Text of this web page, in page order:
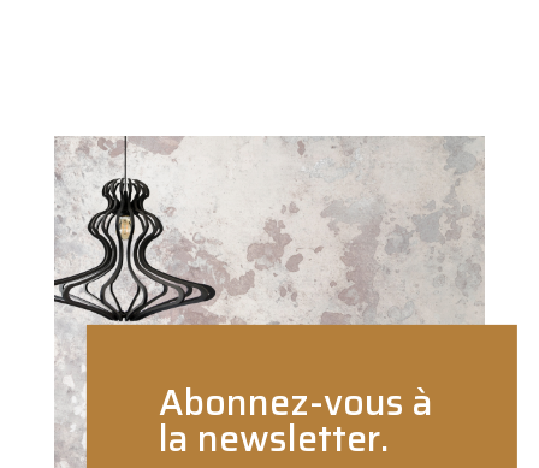
Abonnez-vous à
la newsletter.